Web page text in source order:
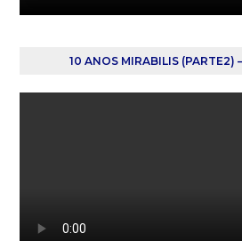
10 ANOS MIRABILIS (PARTE2)